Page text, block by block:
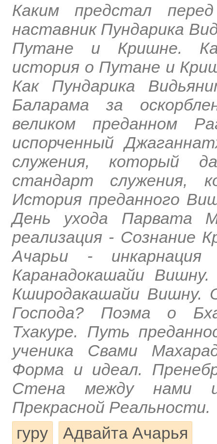
Каким предстал
наставник Пундарика
Путане и Кришне.
история о Путане и
Как Пундарика
Баларама за
великом преданном
испорченный
служения, который
стандарт служения,
История преданного
День ухода Парвата
реализация - Сознание
Ачарьи -
Каранадокашайи
Кширодакашайи Вишну.
Господа? Поэма о
Тхакуре. Путь
ученика Свами
Форма и идеал.
Стена между нами
Прекрасной Реальности.
гуру
Адвайта Ачарья